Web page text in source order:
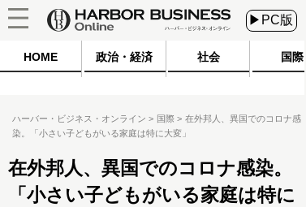
▶PC版
HOME 政治・経済 社会 国際
ハーバー・ビジネス・オンライン 国際
在外邦人、異国でのコロナ感
染。「小さい子どもがいる家庭は特に大変」
在外邦人、異国でのコロナ感染。
「小さい子どもがいる家庭は特に